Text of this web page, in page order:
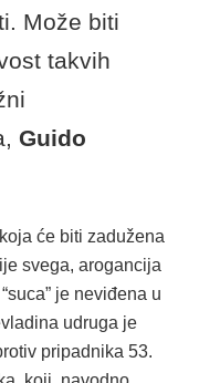
Može biti
takvih
Guido
koja će biti zadužena
svega, arogancija
je neviđena u
udruga je
pripadnika 53.